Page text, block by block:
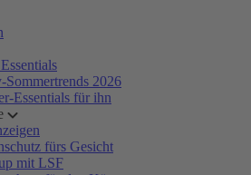
Sommertrends 2026
Essentials für ihn
fürs Gesicht
mit LSF